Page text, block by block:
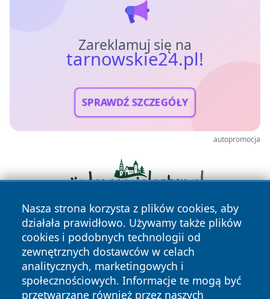
Zareklamuj się na
tarnowskie24.pl!
SPRAWDŹ SZCZEGÓŁY
autopromocja
Nasza strona korzysta z plików cookies, aby
działała prawidłowo. Używamy także plików
cookies i podobnych technologii od
zewnętrznych dostawców w celach
analitycznych, marketingowych i
społecznościowych. Informacje te mogą być
przetwarzane również przez naszych